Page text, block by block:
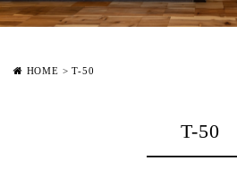
HOME >T-50
T-50